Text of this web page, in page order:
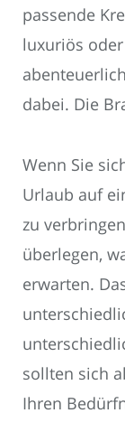
passende
luxuriös
dabei. Die
Wenn Sie
Urlaub auf
zu
überlegen,
erwarten.
sollten sich
Ihren